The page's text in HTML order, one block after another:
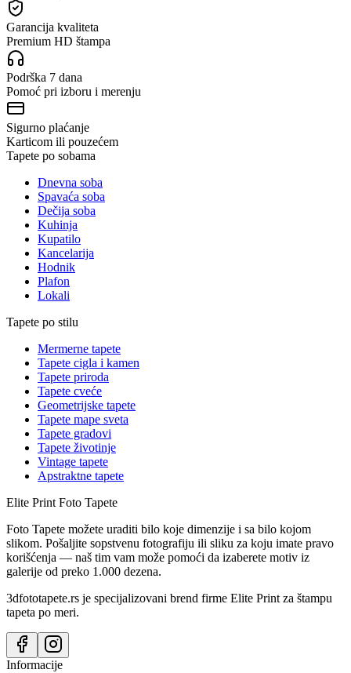
Garancija kvaliteta
Premium HD štampa
Podrška 7 dana
Pomoć pri izboru i merenju
Sigurno plaćanje
Karticom ili pouzećem
Tapete po sobama
Dnevna soba
Spavaća soba
Dečija soba
Kuhinja
Kupatilo
Kancelarija
Hodnik
Plafon
Lokali
Tapete po stilu
Mermerne tapete
Tapete cigla i kamen
Tapete priroda
Tapete cveće
Geometrijske tapete
Tapete mape sveta
Tapete gradovi
Tapete životinje
Vintage tapete
Apstraktne tapete
Elite Print Foto Tapete
Foto Tapete možete uraditi bilo koje dimenzije i sa bilo kojom
slikom. Pošaljite sopstvenu fotografiju ili sliku za koju imate pravo
korišćenja — naš tim vam može pomoći da izaberete motiv iz
galerije od preko 1.000 dezena.
3dfototapete.rs je specijalizovani brend firme Elite Print za štampu
tapeta po meri.
Informacije